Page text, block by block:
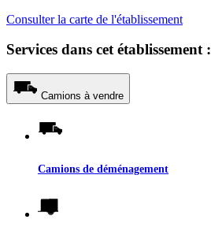
Consulter la carte de l'établissement
Services dans cet établissement :
Camions à vendre
Camions de déménagement